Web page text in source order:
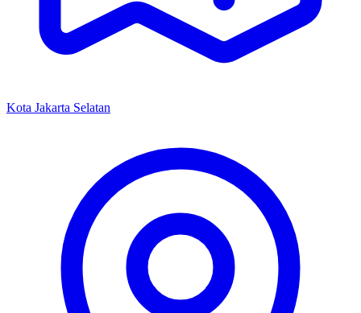
Kota Jakarta Selatan